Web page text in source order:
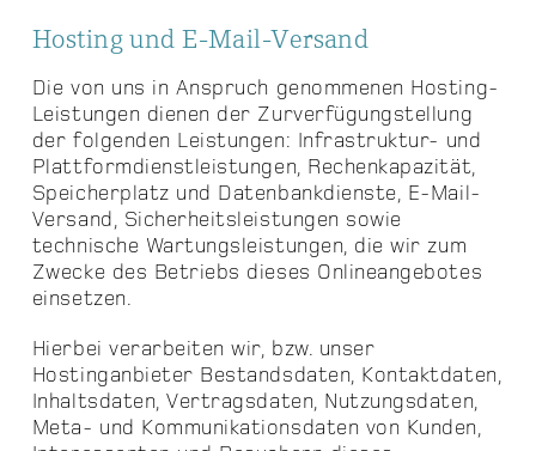
Hosting und E-Mail-Versand
Die von uns in Anspruch genommenen Hosting-
Leistungen dienen der Zurverfügungstellung
der folgenden Leistungen: Infrastruktur- und
Plattformdienstleistungen, Rechenkapazität,
Speicherplatz und Datenbankdienste, E-Mail-
Versand, Sicherheitsleistungen sowie
technische Wartungsleistungen, die wir zum
Zwecke des Betriebs dieses Onlineangebotes
einsetzen.
Hierbei verarbeiten wir, bzw. unser
Hostinganbieter Bestandsdaten, Kontaktdaten,
Inhaltsdaten, Vertragsdaten, Nutzungsdaten,
Meta- und Kommunikationsdaten von Kunden,